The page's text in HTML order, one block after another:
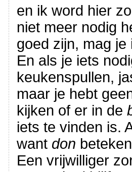
en ik word hier
niet meer nodig
goed zijn, mag
En als je iets
keukenspullen,
maar je hebt
kijken of er in de
iets te vinden is.
want don
Een vrijwilliger